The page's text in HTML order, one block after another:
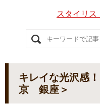
スタイリス
キレイな光沢感
京 銀座＞